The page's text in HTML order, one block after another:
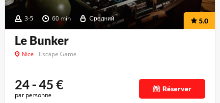
3-5 60 min Средний 5.0
Le Bunker
Nice Escape Game
24 - 45€
par personne
Réserver